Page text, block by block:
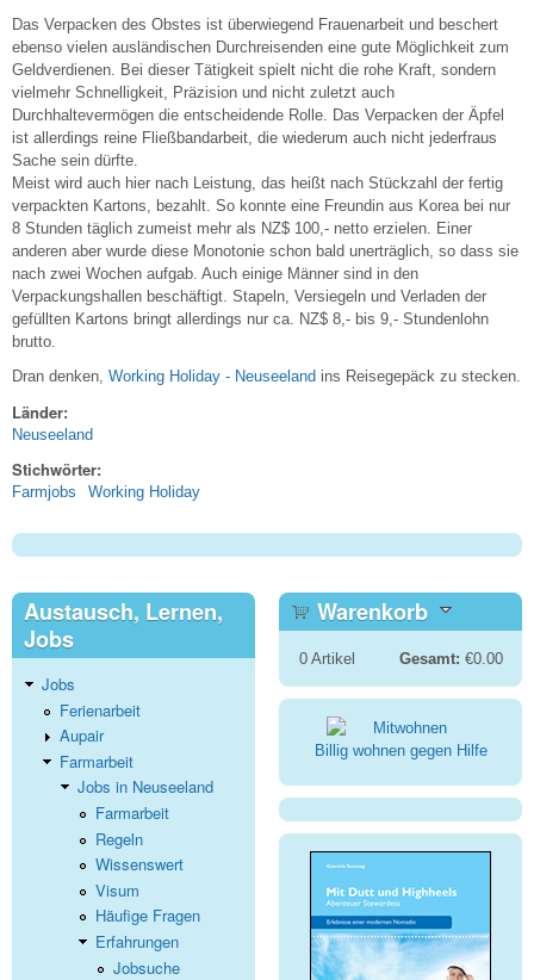
Das Verpacken des Obstes ist überwiegend Frauenarbeit und beschert
ebenso vielen ausländischen Durchreisenden eine gute Möglichkeit zum
Geldverdienen. Bei dieser Tätigkeit spielt nicht die rohe Kraft, sondern
vielmehr Schnelligkeit, Präzision und nicht zuletzt auch
Durchhaltevermögen die entscheidende Rolle. Das Verpacken der Äpfel
ist allerdings reine Fließbandarbeit, die wiederum auch nicht jederfraus
Sache sein dürfte.
Meist wird auch hier nach Leistung, das heißt nach Stückzahl der fertig
verpackten Kartons, bezahlt. So konnte eine Freundin aus Korea bei nur
8 Stunden täglich zumeist mehr als NZ$ 100,- netto erzielen. Einer
anderen aber wurde diese Monotonie schon bald unerträglich, so dass sie
nach zwei Wochen aufgab. Auch einige Männer sind in den
Verpackungshallen beschäftigt. Stapeln, Versiegeln und Verladen der
gefüllten Kartons bringt allerdings nur ca. NZ$ 8,- bis 9,- Stundenlohn
brutto.
Dran denken, Working Holiday - Neuseeland ins Reisegepäck zu stecken.
Länder:
Neuseeland
Stichwörter:
Farmjobs Working Holiday
Austausch, Lernen,
Jobs
Jobs
Ferienarbeit
Aupair
Farmarbeit
Jobs in Neuseeland
Farmarbeit
Regeln
Wissenswert
Visum
Häufige Fragen
Erfahrungen
Jobsuche
Warenkorb
0Artikel Gesamt: €0.00
Billig wohnen gegen Hilfe